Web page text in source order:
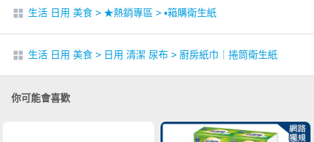
生活 日用 美食 > ★熱銷專區 > ▪︎箱購衛生紙
生活 日用 美食 > 日用 清潔 尿布 > 廚房紙巾｜捲筒衛生紙
你可能會喜歡